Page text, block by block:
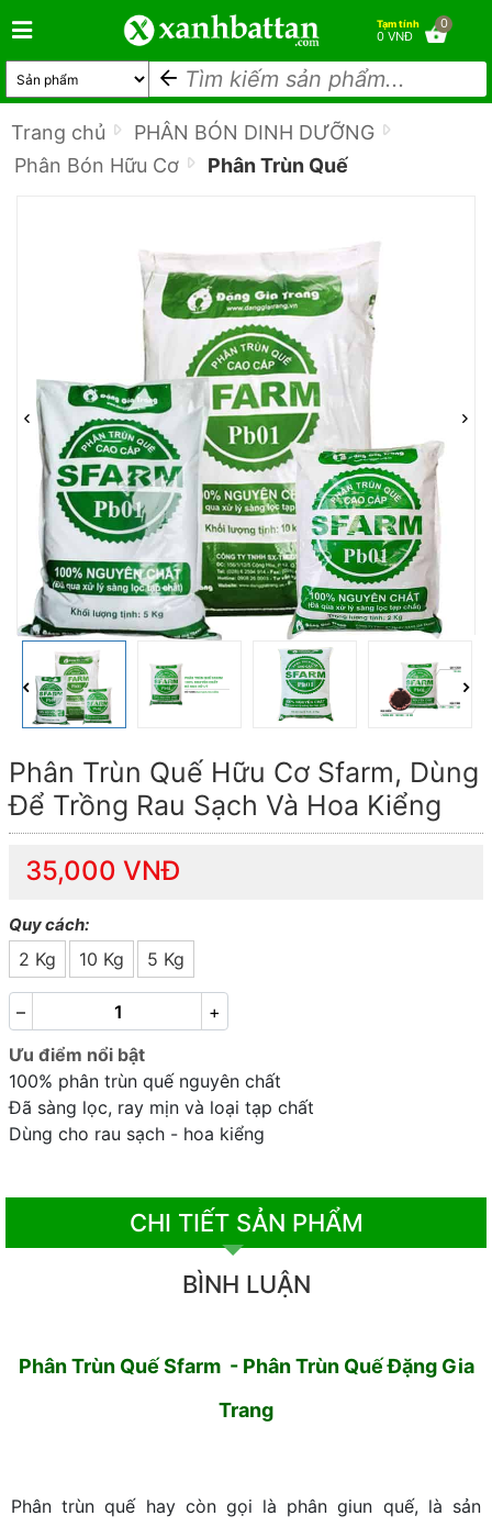
0
Tạm tính
0 VNĐ
Trang chủ
PHÂN BÓN DINH DƯỠNG
Phân Bón Hữu Cơ
Phân Trùn Quế
Phân Trùn Quế Hữu Cơ Sfarm, Dùng
Để Trồng Rau Sạch Và Hoa Kiểng
35,000 VNĐ
Quy cách:
2 Kg 10 Kg 5 Kg
+
–
Ưu điểm nổi bật
100% phân trùn quế nguyên chất
Đã sàng lọc, ray mịn và loại tạp chất
Dùng cho rau sạch - hoa kiểng
CHI TIẾT SẢN PHẨM
BÌNH LUẬN
Phân Trùn Quế Sfarm - Phân Trùn Quế Đặng Gia
Trang
Phân trùn quế hay còn gọi là phân giun quế, là sản